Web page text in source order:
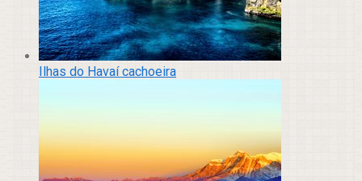
Ilhas do Havaí cachoeira